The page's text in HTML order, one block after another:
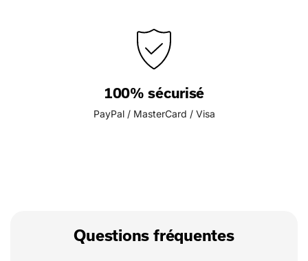
100% sécurisé
PayPal / MasterCard / Visa
Questions fréquentes